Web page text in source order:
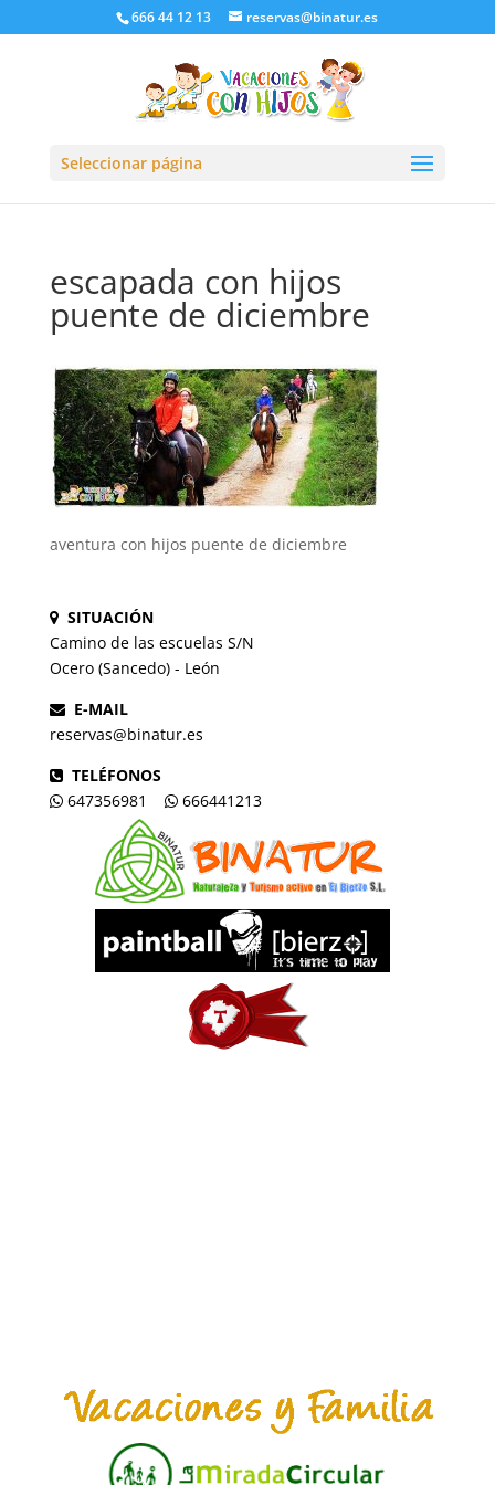
666 44 12 13 reservas@binatur.es
Seleccionar página
escapada con hijos
puente de diciembre
aventura con hijos puente de diciembre
SITUACIÓN
Camino de las escuelas S/N
Ocero (Sancedo) - León
E-MAIL
reservas@binatur.es
TELÉFONOS
647356981
666441213